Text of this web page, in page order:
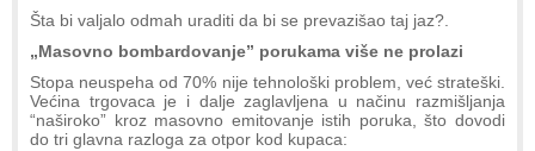
Šta bi valjalo odmah uraditi da bi se prevazišao taj jaz?.
„Masovno bombardovanje” porukama više ne prolazi
Stopa neuspeha od 70% nije tehnološki problem, već strateški.
Većina trgovaca je i dalje zaglavljena u načinu razmišljanja
“naširoko” kroz masovno emitovanje istih poruka, što dovodi
do tri glavna razloga za otpor kod kupaca: